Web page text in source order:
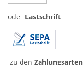
oder Lastschrift
zu den Zahlungsarten